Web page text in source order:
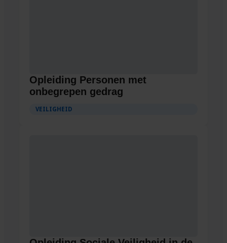
Opleiding Personen met
onbegrepen gedrag
VEILIGHEID